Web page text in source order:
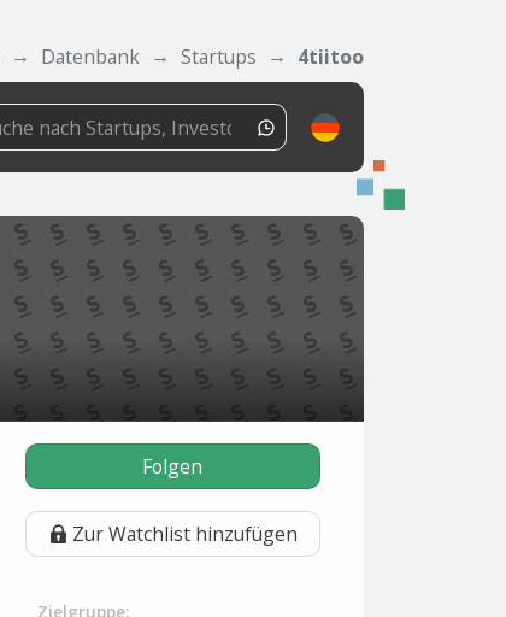
Datenbank Startups 4tiitoo
Folgen
Zur Watchlist hinzufügen
Zielgruppe: